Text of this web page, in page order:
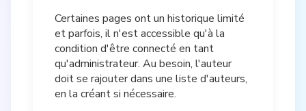
Certaines pages ont un historique limité
et parfois, il n'est accessible qu'à la
condition d'être connecté en tant
qu'administrateur. Au besoin, l'auteur
doit se rajouter dans une liste d'auteurs,
en la créant si nécessaire.